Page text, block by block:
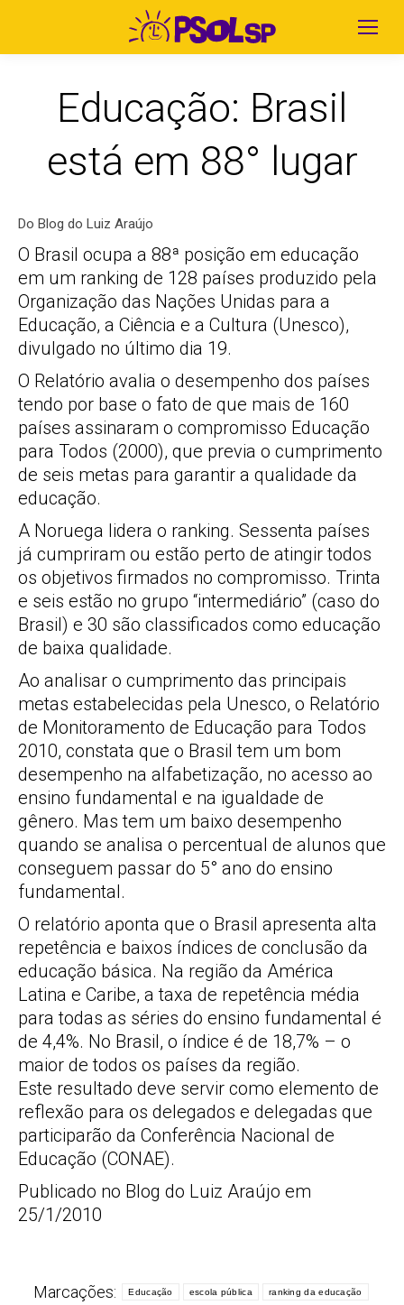
Educação: Brasil
está em 88° lugar
Do Blog do Luiz Araújo
O Brasil ocupa a 88ª posição em educação
em um ranking de 128 países produzido pela
Organização das Nações Unidas para a
Educação, a Ciência e a Cultura (Unesco),
divulgado no último dia 19.
O Relatório avalia o desempenho dos países
tendo por base o fato de que mais de 160
países assinaram o compromisso Educação
para Todos (2000), que previa o cumprimento
de seis metas para garantir a qualidade da
educação.
A Noruega lidera o ranking. Sessenta países
já cumpriram ou estão perto de atingir todos
os objetivos firmados no compromisso. Trinta
e seis estão no grupo “intermediário” (caso do
Brasil) e 30 são classificados como educação
de baixa qualidade.
Ao analisar o cumprimento das principais
metas estabelecidas pela Unesco, o Relatório
de Monitoramento de Educação para Todos
2010, constata que o Brasil tem um bom
desempenho na alfabetização, no acesso ao
ensino fundamental e na igualdade de
gênero. Mas tem um baixo desempenho
quando se analisa o percentual de alunos que
conseguem passar do 5° ano do ensino
fundamental.
O relatório aponta que o Brasil apresenta alta
repetência e baixos índices de conclusão da
educação básica. Na região da América
Latina e Caribe, a taxa de repetência média
para todas as séries do ensino fundamental é
de 4,4%. No Brasil, o índice é de 18,7% – o
maior de todos os países da região.
Este resultado deve servir como elemento de
reflexão para os delegados e delegadas que
participarão da Conferência Nacional de
Educação (CONAE).
Publicado no Blog do Luiz Araújo em
25/1/2010
Marcações: Educação escola pública ranking da educação